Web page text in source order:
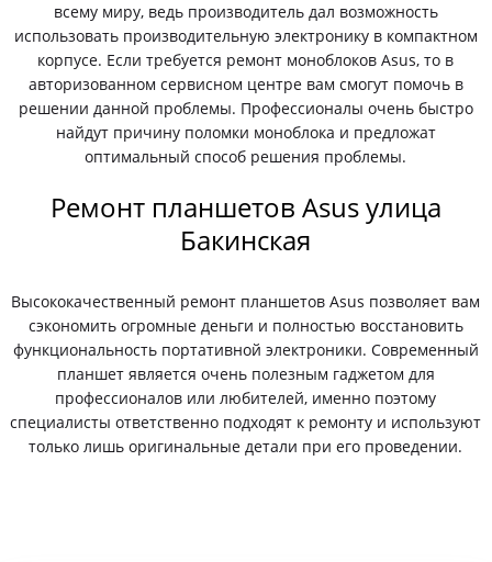
всему миру, ведь производитель дал возможность
использовать производительную электронику в компактном
корпусе. Если требуется ремонт моноблоков Asus, то в
авторизованном сервисном центре вам смогут помочь в
решении данной проблемы. Профессионалы очень быстро
найдут причину поломки моноблока и предложат
оптимальный способ решения проблемы.
Ремонт планшетов Asus улица
Бакинская
Высококачественный ремонт планшетов Asus позволяет вам
сэкономить огромные деньги и полностью восстановить
функциональность портативной электроники. Современный
планшет является очень полезным гаджетом для
профессионалов или любителей, именно поэтому
специалисты ответственно подходят к ремонту и используют
только лишь оригинальные детали при его проведении.